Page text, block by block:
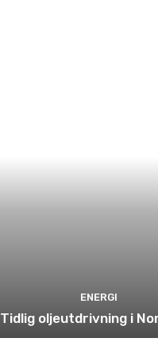
ENERGI
Tidlig oljeutdrivning i